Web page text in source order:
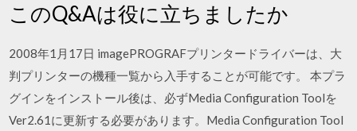
このQ&Aは役に立ちましたか
2008年1月17日 imagePROGRAFプリンタードライバーは、大
判プリンターの機種一覧から入手することが可能です。 本プラ
グインをインストール後は、必ずMedia Configuration Toolを
Ver2.61に更新する必要があります。Media Configuration Tool